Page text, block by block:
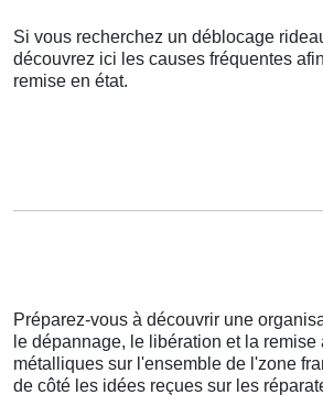
Si vous recherchez un déblocage
découvrez ici les causes fréquentes
remise en état.
Préparez-vous à découvrir une
le dépannage, le libération et la
métalliques sur l'ensemble de l'zone
de côté les idées reçues sur les